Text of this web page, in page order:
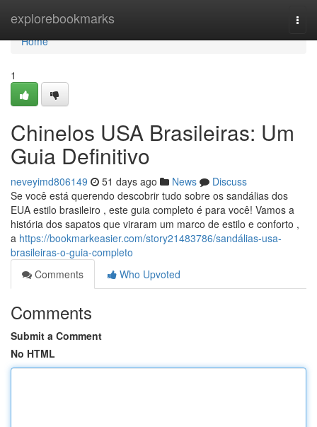
explorebookmarks
Home
Home
1
Chinelos USA Brasileiras: Um
Guia Definitivo
neveyimd806149 51 days ago News
Discuss
Se você está querendo descobrir tudo sobre os sandálias dos
EUA estilo brasileiro , este guia completo é para você! Vamos a
história dos sapatos que viraram um marco de estilo e conforto ,
a https://bookmarkeasier.com/story21483786/sandálias-usa-
brasileiras-o-guia-completo
Comments
Who Upvoted
Comments
Submit a Comment
No HTML